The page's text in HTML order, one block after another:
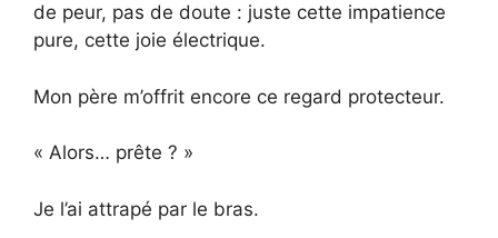
de peur, pas de doute : juste cette impatience
pure, cette joie électrique.
Mon père m’offrit encore ce regard protecteur.
« Alors… prête ? »
Je l’ai attrapé par le bras.